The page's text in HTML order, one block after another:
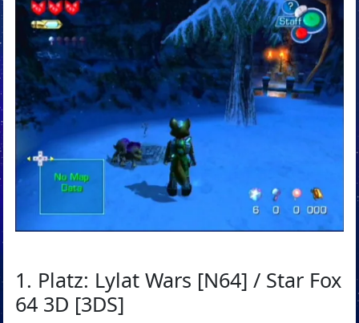
1. Platz: Lylat Wars [N64] / Star Fox
64 3D [3DS]